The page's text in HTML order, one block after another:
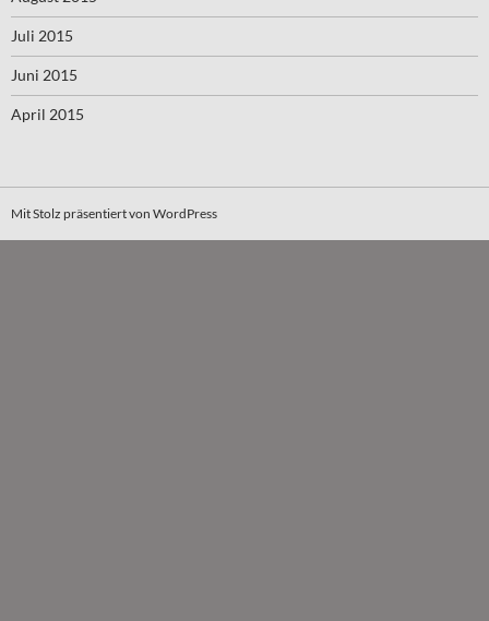
Juli 2015
Juni 2015
April 2015
Mit Stolz präsentiert von WordPress